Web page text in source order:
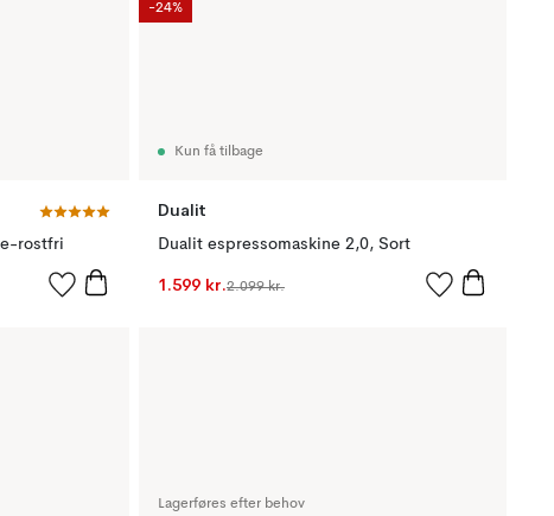
rostfri
Kun få tilbage
Dualit
Dualit espressomaskine 2,0, Sort
1.599 kr.2.099 kr.
-24%
Lagerføres efter behov